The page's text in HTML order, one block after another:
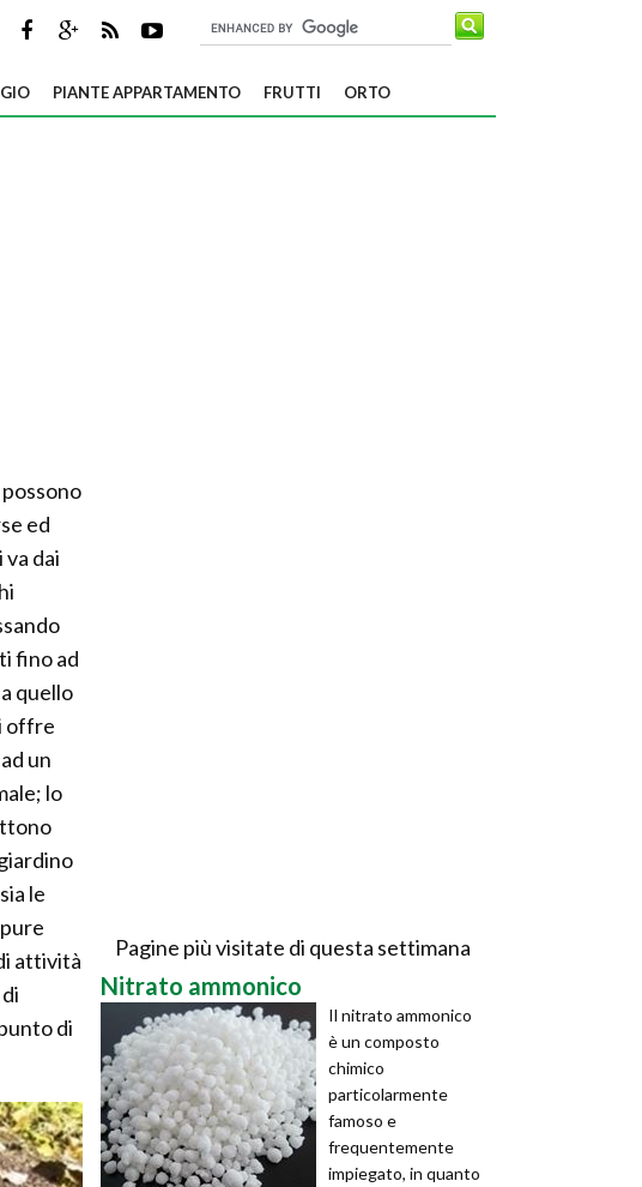
PIANTE APPARTAMENTO FRUTTI ORTO
ed
dai
fino ad
quello
offre
un
lo
le
attività
di
Pagine più visitate di questa settimana
Nitrato ammonico
Il nitrato ammonico
è un composto
chimico
particolarmente
famoso e
frequentemente
impiegato, in quanto